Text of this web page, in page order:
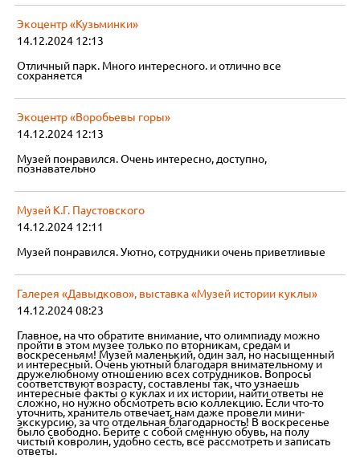
Экоцентр «Кузьминки»
14.12.2024 12:13
Отличный парк. Много интересного. и отлично все
сохраняется
Экоцентр «Воробьевы горы»
14.12.2024 12:13
Музей понравился. Очень интересно, доступно,
познавательно
Музей К.Г. Паустовского
14.12.2024 12:11
Музей понравился. Уютно, сотрудники очень приветливые
Галерея «Давыдково», выставка «Музей истории куклы»
14.12.2024 08:23
Главное, на что обратите внимание, что олимпиаду можно
пройти в этом музее только по вторникам, средам и
воскресеньям! Музей маленький, один зал, но насыщенный
и интересный. Очень уютный благодаря внимательному и
дружелюбному отношению всех сотрудников. Вопросы
соответствуют возрасту, составлены так, что узнаешь
интересные факты о куклах и их истории, найти ответы не
сложно, но нужно обсмотреть всю коллекцию. Если что-то
уточнить, хранитель отвечает, нам даже провели мини-
экскурсию, за что отдельная благодарность! В воскресенье
было свободно. Берите с собой сменную обувь, на полу
чистый ковролин, удобно сесть, всё рассмотреть и записать
ответы.